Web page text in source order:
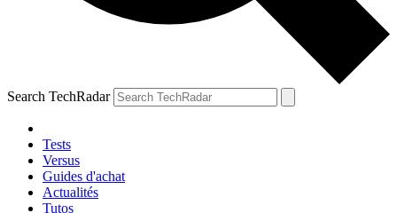
Search TechRadar
Tests
Versus
Guides d'achat
Actualités
Tutos